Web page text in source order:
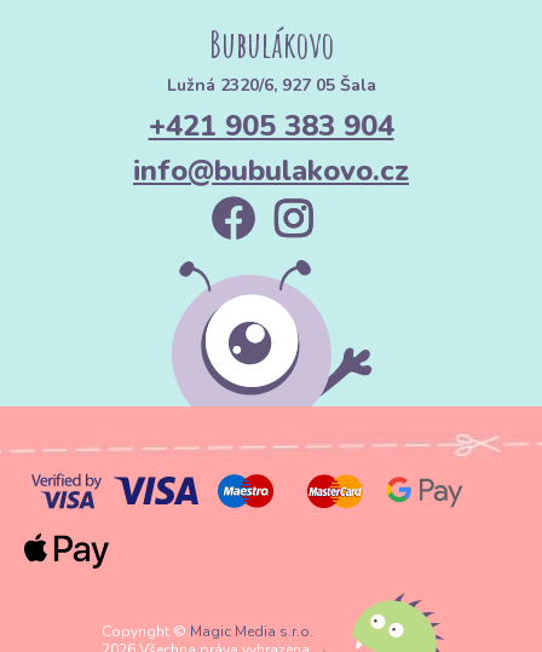
Bubulákovo
Lužná 2320/6, 927 05 Šala
+421 905 383 904
info@bubulakovo.cz
Copyright © Magic Media s.r.o.